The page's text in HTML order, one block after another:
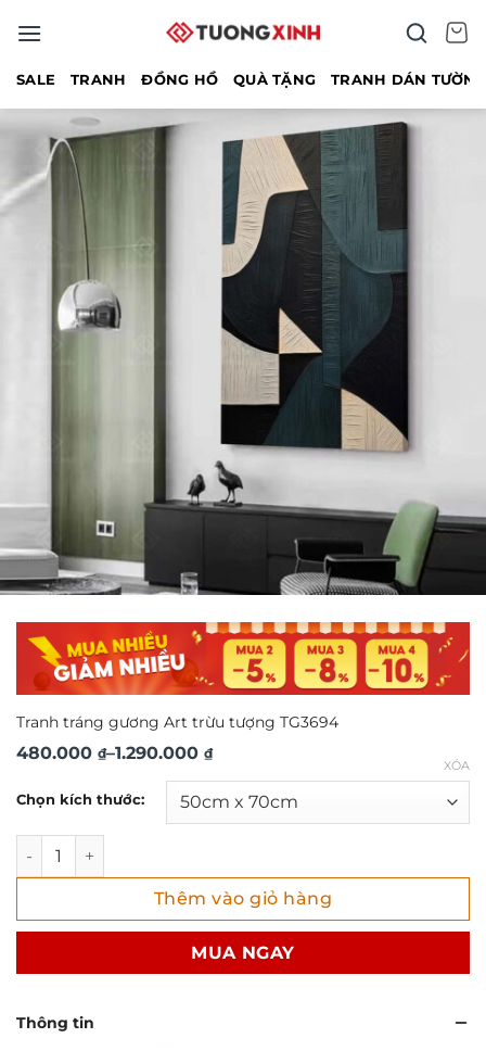
qua
SALE TRANH ĐỒNG HỒ QUÀ TẶNG TRANH DÁN
Tranh tráng gương Art trừu tượng TG3694
480.000 ₫–1.290.000 ₫
Khoảng
480.000 ₫
đến
1.290.000 ₫
Chọn kích thước:
XÓA
Tranh tráng gương Art trừu tượng TG3694 số lượng
Thêm vào giỏ hàng
MUA NGAY
Thông tin